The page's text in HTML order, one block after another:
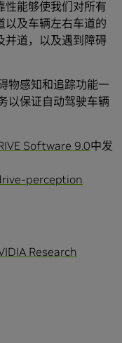
性能够使我们对所有
以及车辆左右车道的
并道，以及遇到障碍
物感知和追踪功能一
以保证自动驾驶车辆
Software 9.0中发
perception
Research